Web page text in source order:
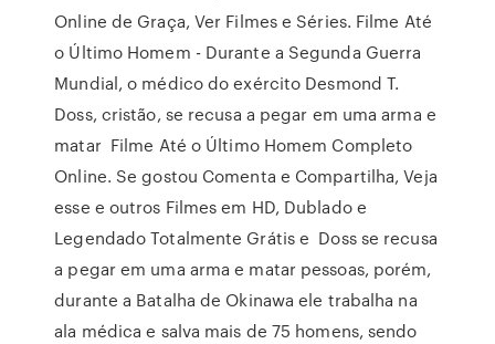
Online de Graça, Ver Filmes e Séries. Filme Até
o Último Homem - Durante a Segunda Guerra
Mundial, o médico do exército Desmond T.
Doss, cristão, se recusa a pegar em uma arma e
matar Filme Até o Último Homem Completo
Online. Se gostou Comenta e Compartilha, Veja
esse e outros Filmes em HD, Dublado e
Legendado Totalmente Grátis e Doss se recusa
a pegar em uma arma e matar pessoas, porém,
durante a Batalha de Okinawa ele trabalha na
ala médica e salva mais de 75 homens, sendo